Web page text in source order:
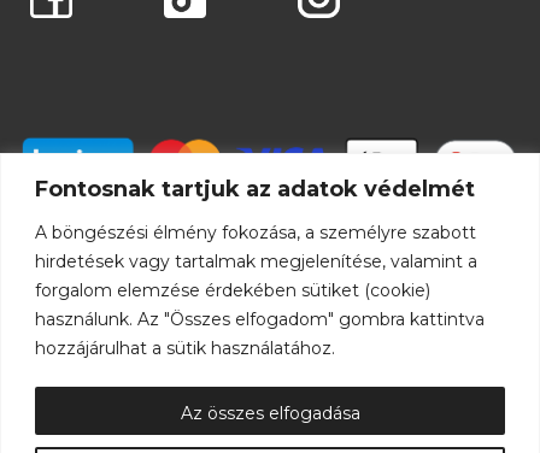
Fontosnak tartjuk az adatok védelmét
A böngészési élmény fokozása, a személyre szabott
hirdetések vagy tartalmak megjelenítése, valamint a
forgalom elemzése érdekében sütiket (cookie)
használunk. Az "Összes elfogadom" gombra kattintva
hozzájárulhat a sütik használatához.
Az összes elfogadása